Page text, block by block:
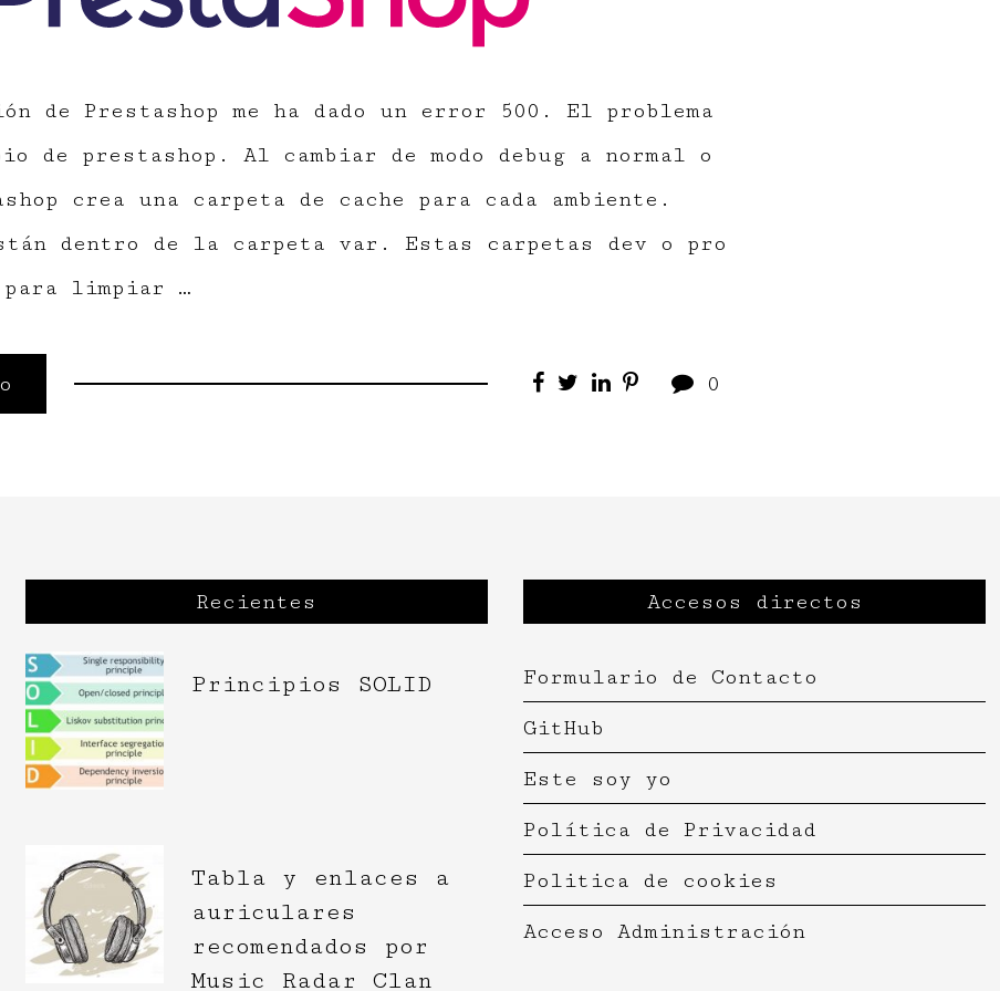
de Prestashop me ha dado un error 500. El problema
de prestashop. Al cambiar de modo debug a normal o
crea una carpeta de cache para cada ambiente.
dentro de la carpeta var. Estas carpetas dev o pro
para limpiar …
0
Recientes
Principios SOLID
Tabla y enlaces a
auriculares
recomendados por
Music Radar Clan
Accesos directos
Formulario de Contacto
GitHub
Este soy yo
Política de Privacidad
Politica de cookies
Acceso Administración